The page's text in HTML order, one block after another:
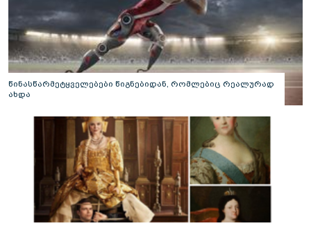
წინასწარმეტყველებები წიგნებიდან, რომლებიც რეალურად
ახდა